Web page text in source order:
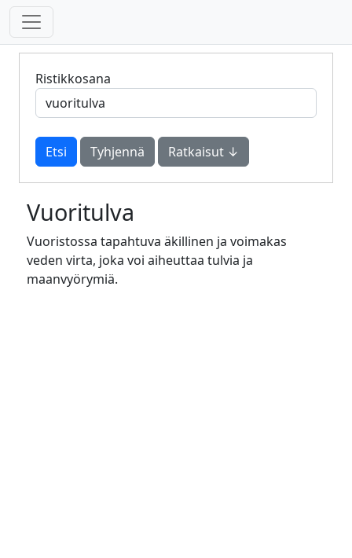
Ristikkosana
Tyhjennä Ratkaisut ↓
Vuoritulva
Vuoristossa tapahtuva äkillinen ja voimakas
veden virta, joka voi aiheuttaa tulvia ja
maanvyörymiä.